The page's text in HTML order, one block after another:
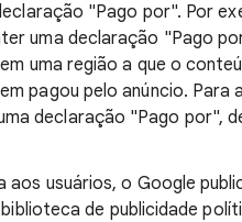
"Pago por". Por
uma declaração "Pago
uma região a que o
pagou pelo anúncio.
declaração "Pago por",
usuários, o Google
biblioteca de publicidade